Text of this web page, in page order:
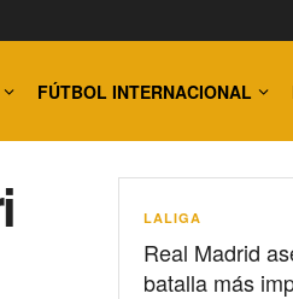
FÚTBOL INTERNACIONAL
LALIGA
Real Madrid
batalla más